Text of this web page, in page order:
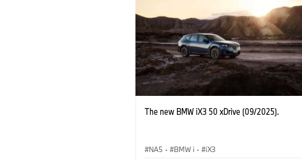
The new BMW iX3 50 xDrive (09/2025).
NA5 · BMW i · iX3